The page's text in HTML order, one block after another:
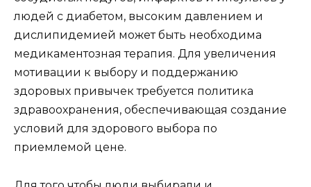
людей с диабетом, высоким давлением и
дислипидемией может быть необходима
медикаментозная терапия. Для увеличения
мотивации к выбору и поддержанию
здоровых привычек требуется политика
здравоохранения, обеспечивающая создание
условий для здорового выбора по
приемлемой цене.